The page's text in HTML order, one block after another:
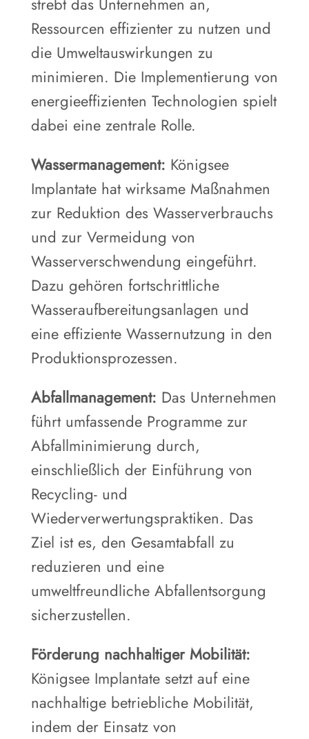
Ressourcen effizienter zu nutzen und
die Umweltauswirkungen zu
minimieren. Die Implementierung von
energieeffizienten Technologien spielt
dabei eine zentrale Rolle.
Wassermanagement: Königsee
Implantate hat wirksame Maßnahmen
zur Reduktion des Wasserverbrauchs
und zur Vermeidung von
Wasserverschwendung eingeführt.
Dazu gehören fortschrittliche
Wasseraufbereitungsanlagen und
eine effiziente Wassernutzung in den
Produktionsprozessen.
Abfallmanagement: Das Unternehmen
führt umfassende Programme zur
Abfallminimierung durch,
einschließlich der Einführung von
Recycling- und
Wiederverwertungspraktiken. Das
Ziel ist es, den Gesamtabfall zu
reduzieren und eine
umweltfreundliche Abfallentsorgung
sicherzustellen.
Förderung nachhaltiger Mobilität:
Königsee Implantate setzt auf eine
nachhaltige betriebliche Mobilität,
indem der Einsatz von